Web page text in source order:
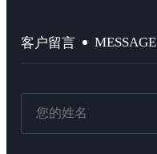
客户留言 MESSAGE